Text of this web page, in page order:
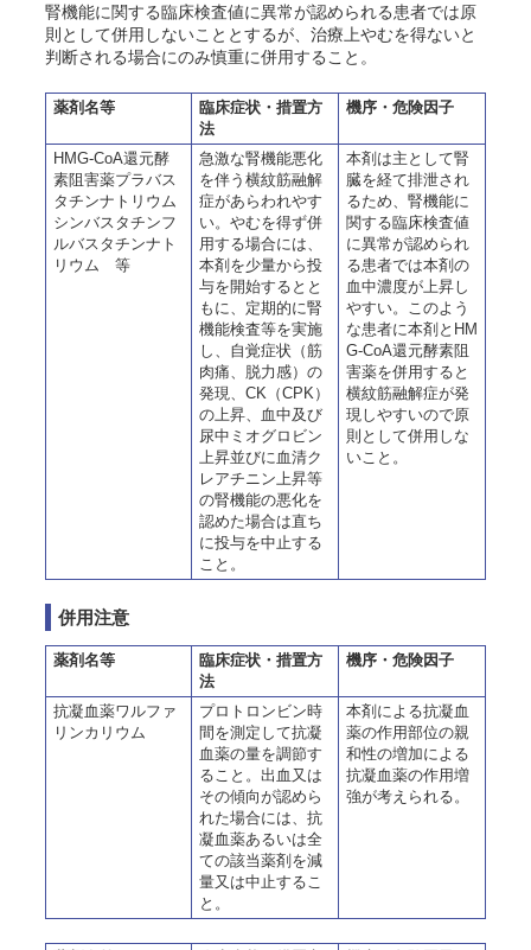
腎機能に関する臨床検査値に異常が認められる患者では原
則として併用しないこととするが、治療上やむを得ないと
判断される場合にのみ慎重に併用すること。
薬剤名等
臨床症状・措置方
法
機序・危険因子
HMG-CoA還元酵
素阻害薬プラバス
タチンナトリウム
シンバスタチンフ
ルバスタチンナト
リウム 等
急激な腎機能悪化
を伴う横紋筋融解
症があらわれやす
い。やむを得ず併
用する場合には、
本剤を少量から投
与を開始するとと
もに、定期的に腎
機能検査等を実施
し、自覚症状（筋
肉痛、脱力感）の
発現、CK（CPK）
の上昇、血中及び
尿中ミオグロビン
上昇並びに血清ク
レアチニン上昇等
の腎機能の悪化を
認めた場合は直ち
に投与を中止する
こと。
本剤は主として腎
臓を経て排泄され
るため、腎機能に
関する臨床検査値
に異常が認められ
る患者では本剤の
血中濃度が上昇し
やすい。このよう
な患者に本剤とHM
G-CoA還元酵素阻
害薬を併用すると
横紋筋融解症が発
現しやすいので原
則として併用しな
いこと。
併用注意
薬剤名等
臨床症状・措置方
法
機序・危険因子
抗凝血薬ワルファ
リンカリウム
プロトロンビン時
間を測定して抗凝
血薬の量を調節す
ること。出血又は
その傾向が認めら
れた場合には、抗
凝血薬あるいは全
ての該当薬剤を減
量又は中止するこ
と。
本剤による抗凝血
薬の作用部位の親
和性の増加による
抗凝血薬の作用増
強が考えられる。